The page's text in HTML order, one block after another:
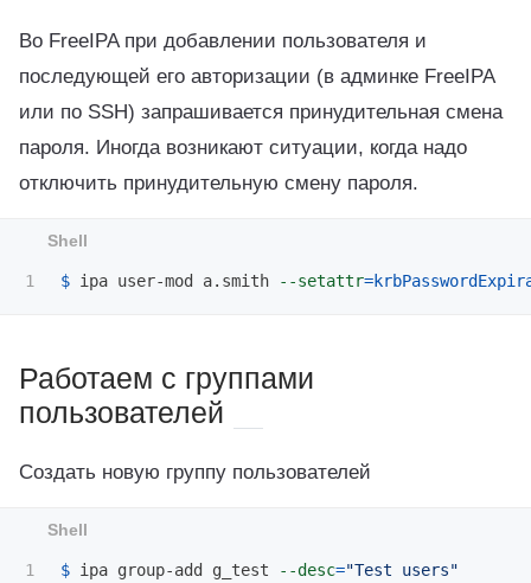
Во FreeIPA при добавлении пользователя и
последующей его авторизации (в админке FreeIPA
или по SSH) запрашивается принудительная смена
пароля. Иногда возникают ситуации, когда надо
отключить принудительную смену пароля.
$ ipa user-mod a.smith --setattr=
Работаем с группами
пользователей
Создать новую группу пользователей
1
$ ipa group-add g_test --desc="Test users"